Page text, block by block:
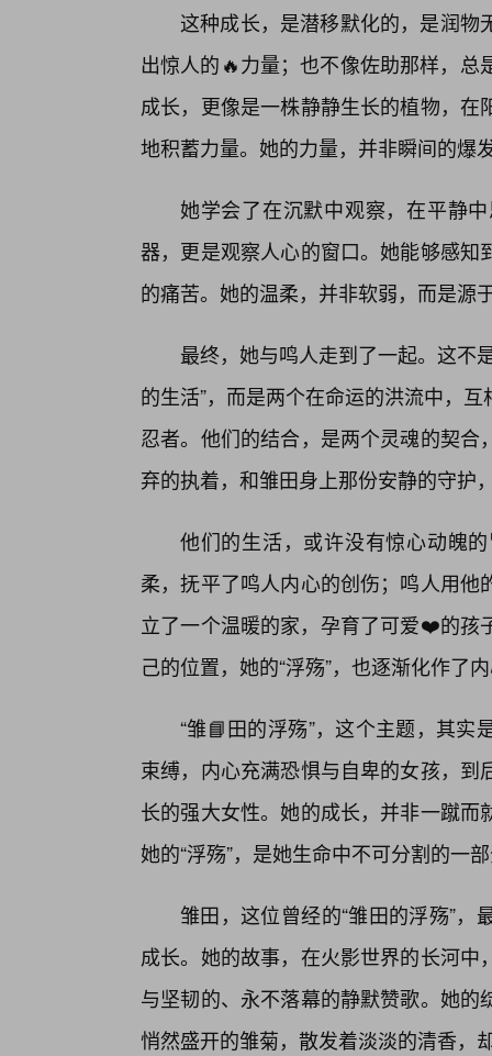
这种成长，是潜移默化的，是润
出惊人的🔥力量；也不像佐助那样，
成长，更像是一株静静生长的植物，
地积蓄力量。她的力量，并非瞬间的爆
她学会了在沉默中观察，在平静
器，更是观察人心的窗口。她能够感
的痛苦。她的温柔，并非软弱，而是源
最终，她与鸣人走到了一起。这不
的生活”，而是两个在命运的洪流中，
忍者。他们的结合，是两个灵魂的契
弃的执着，和雏田身上那份安静的守护
他们的生活，或许没有惊心动魄
柔，抚平了鸣人内心的创伤；鸣人用
立了一个温暖的家，孕育了可爱❤️的孩
己的位置，她的“浮殇”，也逐渐化作了
“雏📘田的浮殇”，这个主题，其
束缚，内心充满恐惧与自卑的女孩，
长的强大女性。她的成长，并非一蹴
她的“浮殇”，是她生命中不可分割的一
雏田，这位曾经的“雏田的浮殇”
成长。她的故事，在火影世界的长河
与坚韧的、永不落幕的静默赞歌。她
悄然盛开的雏菊，散发着淡淡的清香，